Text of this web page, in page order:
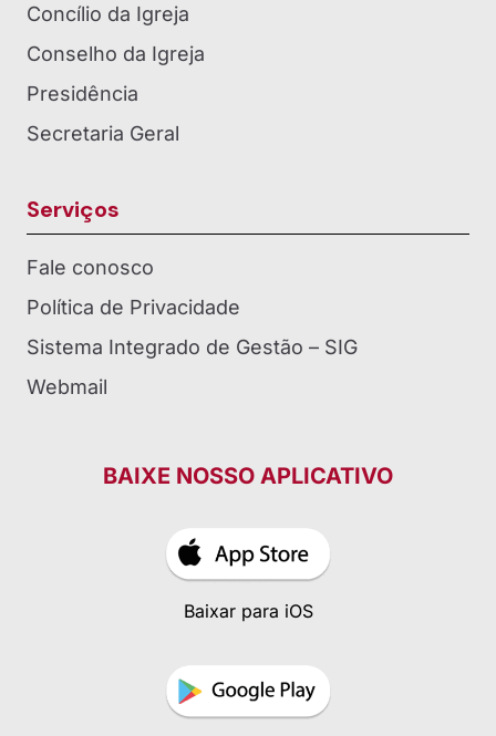
Concílio da Igreja
Conselho da Igreja
Presidência
Secretaria Geral
Serviços
Fale conosco
Política de Privacidade
Sistema Integrado de Gestão – SIG
Webmail
BAIXE NOSSO APLICATIVO
Baixar para iOS